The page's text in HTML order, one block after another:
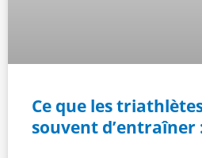
Ce que les
souvent d’entraîner